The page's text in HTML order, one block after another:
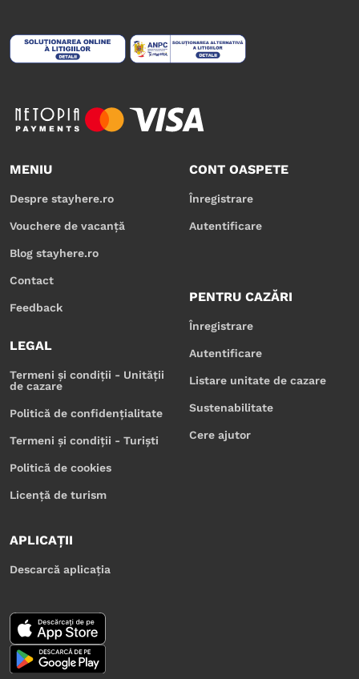
MENIU
Despre stayhere.ro
Vouchere de vacanță
Blog stayhere.ro
Contact
Feedback
LEGAL
Termeni și condiții - Unității
de cazare
Politică de confidențialitate
Termeni și condiții - Turiști
Politică de cookies
Licență de turism
CONT OASPETE
Înregistrare
Autentificare
PENTRU CAZĂRI
Înregistrare
Autentificare
Listare unitate de cazare
Sustenabilitate
Cere ajutor
APLICAȚII
Descarcă aplicația